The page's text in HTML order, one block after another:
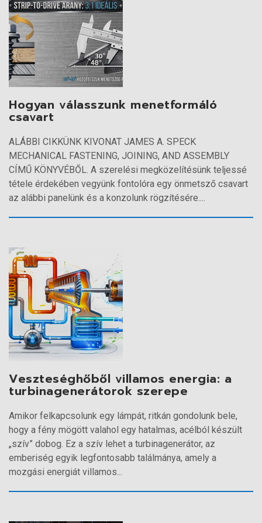
Hogyan válasszunk menetformáló
csavart
ALÁBBI CIKKÜNK KIVONAT JAMES A. SPECK
MECHANICAL FASTENING, JOINING, AND ASSEMBLY
CÍMŰ KÖNYVÉBŐL. A szerelési megközelítésünk teljessé
tétele érdekében vegyünk fontolóra egy önmetsző csavart
az alábbi panelünk és a konzolunk rögzítésére....
Veszteséghőből villamos energia: a
turbinagenerátorok szerepe
Amikor felkapcsolunk egy lámpát, ritkán gondolunk bele,
hogy a fény mögött valahol egy hatalmas, acélból készült
„szív” dobog. Ez a szív lehet a turbinagenerátor, az
emberiség egyik legfontosabb találmánya, amely a
mozgási energiát villamos...